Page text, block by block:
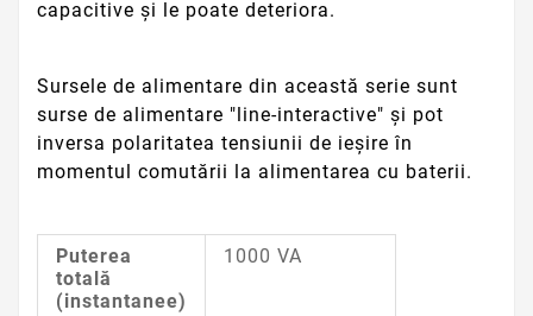
capacitive și le poate deteriora.
Sursele de alimentare din această serie sunt
surse de alimentare "line-interactive" și pot
inversa polaritatea tensiunii de ieșire în
momentul comutării la alimentarea cu baterii.
Puterea
totală
(instantanee)
1000 VA